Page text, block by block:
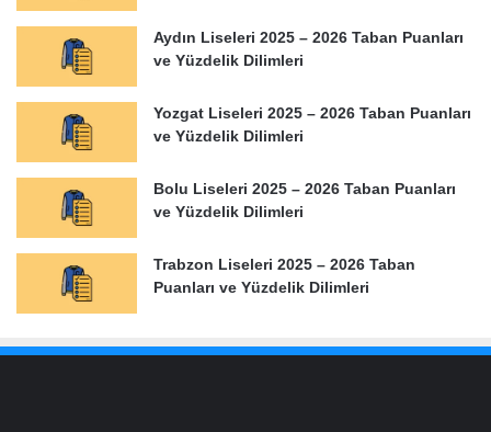
Aydın Liseleri 2025 – 2026 Taban Puanları
ve Yüzdelik Dilimleri
Yozgat Liseleri 2025 – 2026 Taban Puanları
ve Yüzdelik Dilimleri
Bolu Liseleri 2025 – 2026 Taban Puanları
ve Yüzdelik Dilimleri
Trabzon Liseleri 2025 – 2026 Taban
Puanları ve Yüzdelik Dilimleri